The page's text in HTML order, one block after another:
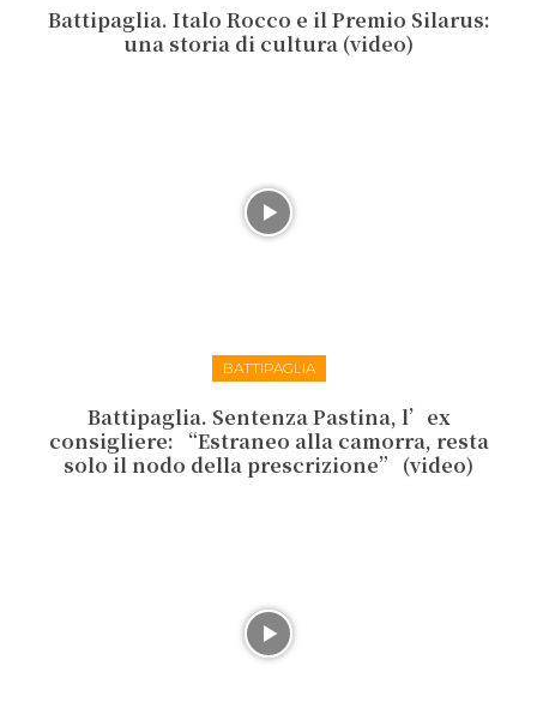
Battipaglia. Italo Rocco e il Premio Silarus:
una storia di cultura (video)
BATTIPAGLIA
Battipaglia. Sentenza Pastina, l’ex
consigliere: “Estraneo alla camorra, resta
solo il nodo della prescrizione” (video)